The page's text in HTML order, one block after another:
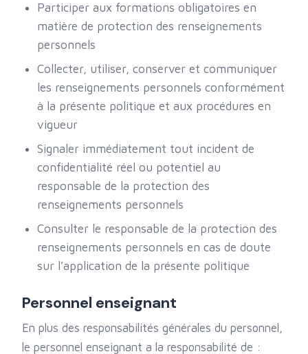
Participer aux formations obligatoires en
matière de protection des renseignements
personnels
Collecter, utiliser, conserver et communiquer
les renseignements personnels conformément
à la présente politique et aux procédures en
vigueur
Signaler immédiatement tout incident de
confidentialité réel ou potentiel au
responsable de la protection des
renseignements personnels
Consulter le responsable de la protection des
renseignements personnels en cas de doute
sur l’application de la présente politique
Personnel enseignant
En plus des responsabilités générales du personnel,
le personnel enseignant a la responsabilité de :